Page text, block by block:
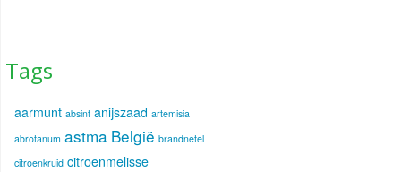
Tags
aarmunt absint anijszaad artemisia
abrotanum astma België brandnetel
citroenkruid citroenmelisse